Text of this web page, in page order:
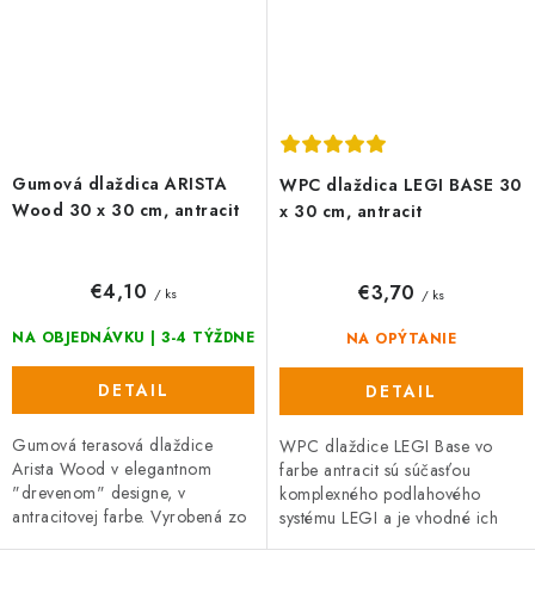
Gumová dlaždica ARISTA
Wood 30 x 30 cm, antracit
NA OBJEDNÁVKU | 3-4 TÝŽDNE
€4,10 / ks
DETAIL
Gumová terasová dlaždice
Arista Wood v elegantnom
"drevenom" designe, v
antracitovej farbe. Vyrobená zo
WPC dlaždica LEGI BASE 30
x 30 cm, antracit
NA OPÝTANIE
€3,70 / ks
DETAIL
WPC dlaždice LEGI Base vo
farbe antracit sú súčasťou
komplexného podlahového
systému LEGI a je vhodné ich